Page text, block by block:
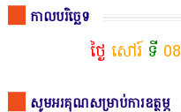
កាលបរិច្ឆេទ
ថ្ងៃ សៅរ៍ទី 08
សូមអរគុណសម្រាប់ការឧត្ថម្ភ